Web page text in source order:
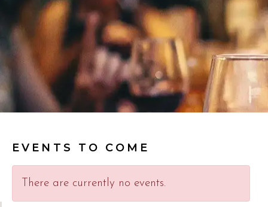
EVENTS TO COME
There are currently no events.